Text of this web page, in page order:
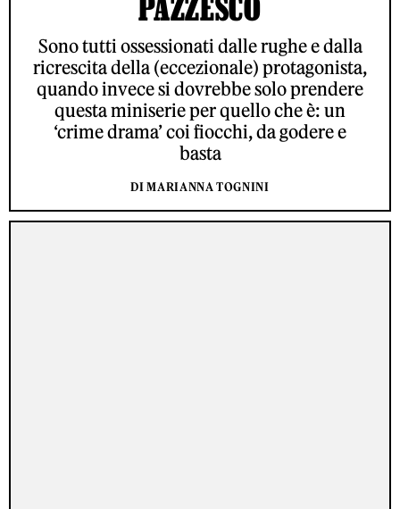
PAZZESCO
Sono tutti ossessionati dalle rughe e dalla
ricrescita della (eccezionale) protagonista,
quando invece si dovrebbe solo prendere
questa miniserie per quello che è: un
‘crime drama’ coi fiocchi, da godere e
basta
DI MARIANNA TOGNINI